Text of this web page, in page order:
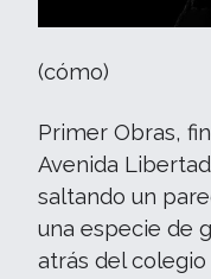
(cómo)
Primer Obras,
Avenida
saltando un
una especie de
atrás del